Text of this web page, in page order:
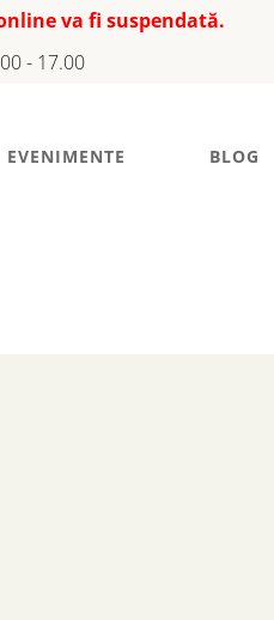
va fi suspendată.
- 17.00
EVENIMENTE BLOG